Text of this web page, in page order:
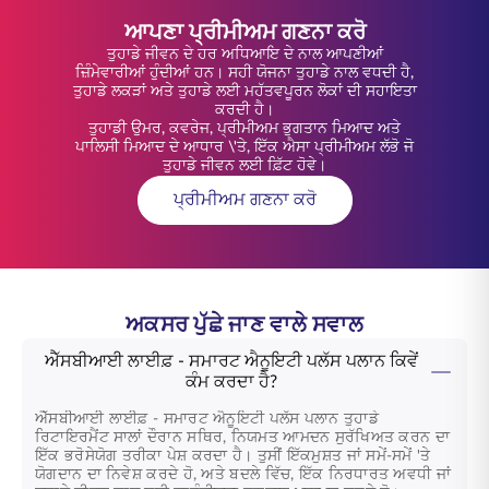
ਆਪਣਾ ਪ੍ਰੀਮੀਅਮ ਗਣਨਾ ਕਰੋ
ਤੁਹਾਡੇ ਜੀਵਨ ਦੇ ਹਰ ਅਧਿਆਇ ਦੇ ਨਾਲ ਆਪਣੀਆਂ
ਜ਼ਿੰਮੇਵਾਰੀਆਂ ਹੁੰਦੀਆਂ ਹਨ। ਸਹੀ ਯੋਜਨਾ ਤੁਹਾਡੇ ਨਾਲ ਵਧਦੀ ਹੈ,
ਤੁਹਾਡੇ ਲਕੜਾਂ ਅਤੇ ਤੁਹਾਡੇ ਲਈ ਮਹੱਤਵਪੂਰਨ ਲੋਕਾਂ ਦੀ ਸਹਾਇਤਾ
ਕਰਦੀ ਹੈ।
ਤੁਹਾਡੀ ਉਮਰ, ਕਵਰੇਜ, ਪ੍ਰੀਮੀਅਮ ਭੁਗਤਾਨ ਮਿਆਦ ਅਤੇ
ਪਾਲਿਸੀ ਮਿਆਦ ਦੇ ਆਧਾਰ \'ਤੇ, ਇੱਕ ਐਸਾ ਪ੍ਰੀਮੀਅਮ ਲੱਭੋ ਜੋ
ਤੁਹਾਡੇ ਜੀਵਨ ਲਈ ਫ਼ਿੱਟ ਹੋਵੇ।
ਪ੍ਰੀਮੀਅਮ ਗਣਨਾ ਕਰੋ
ਅਕਸਰ ਪੁੱਛੇ ਜਾਣ ਵਾਲੇ ਸਵਾਲ
ਐੱਸਬੀਆਈ ਲਾਈਫ਼ - ਸਮਾਰਟ ਐਨੂਇਟੀ ਪਲੱਸ ਪਲਾਨ ਕਿਵੇਂ
ਕੰਮ ਕਰਦਾ ਹੈ?
ਐੱਸਬੀਆਈ ਲਾਈਫ਼ - ਸਮਾਰਟ ਐਨੂਇਟੀ ਪਲੱਸ ਪਲਾਨ ਤੁਹਾਡੇ
ਰਿਟਾਇਰਮੈਂਟ ਸਾਲਾਂ ਦੌਰਾਨ ਸਥਿਰ, ਨਿਯਮਤ ਆਮਦਨ ਸੁਰੱਖਿਅਤ ਕਰਨ ਦਾ
ਇੱਕ ਭਰੋਸੇਯੋਗ ਤਰੀਕਾ ਪੇਸ਼ ਕਰਦਾ ਹੈ। ਤੁਸੀਂ ਇੱਕਮੁਸ਼ਤ ਜਾਂ ਸਮੇਂ-ਸਮੇਂ 'ਤੇ
ਯੋਗਦਾਨ ਦਾ ਨਿਵੇਸ਼ ਕਰਦੇ ਹੋ, ਅਤੇ ਬਦਲੇ ਵਿੱਚ, ਇੱਕ ਨਿਰਧਾਰਤ ਅਵਧੀ ਜਾਂ